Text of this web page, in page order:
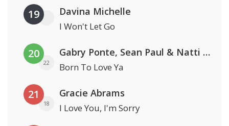
19 Davina Michelle
I Won't Let Go
20
22
Gabry Ponte, Sean Paul & Natti Natasha
Born To Love Ya
21
18
Gracie Abrams
I Love You, I'm Sorry